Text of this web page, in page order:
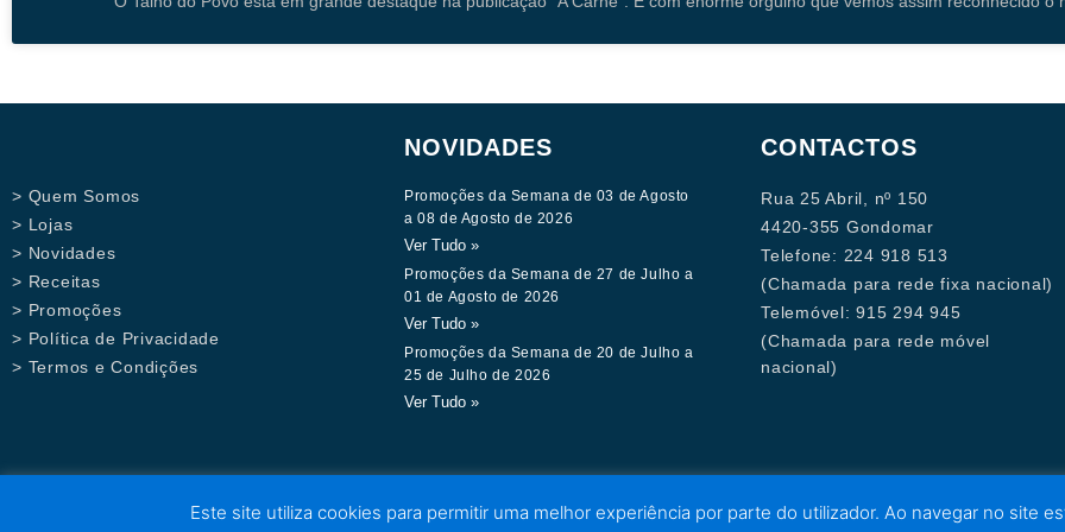
> Quem Somos
> Lojas
> Novidades
> Receitas
> Promoções
> Política de Privacidade
> Termos e Condições
NOVIDADES
Promoções da Semana de 03 de Agosto
a 08 de Agosto de 2026
Ver Tudo »
Promoções da Semana de 27 de Julho a
01 de Agosto de 2026
Ver Tudo »
Promoções da Semana de 20 de Julho a
25 de Julho de 2026
Ver Tudo »
CONTACTOS
Rua 25 Abril, nº 150
4420-355 Gondomar
Telefone: 224 918 513
(Chamada para rede fixa nacional)
Telemóvel: 915 294 945
(Chamada para rede móvel
nacional)
Este site utiliza cookies para permitir uma melhor experiência por parte do utilizador. Ao navegar no site